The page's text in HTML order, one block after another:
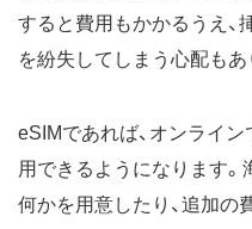
すると費用もかかるうえ、
を紛失してしまう心配もあ
eSIMであれば、オンライ
用できるようになります
何かを用意したり、追加の